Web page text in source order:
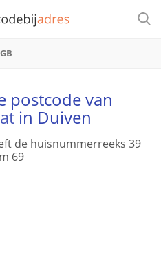
postcode van
in Duiven
de huisnummerreeks 39
69